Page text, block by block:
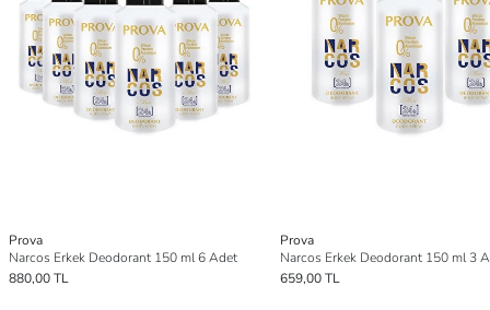
Prova
Narcos Erkek Deodorant 150 ml 6 Adet
880,00 TL
Prova
Narcos Erkek Deodorant 150 ml 3
659,00 TL